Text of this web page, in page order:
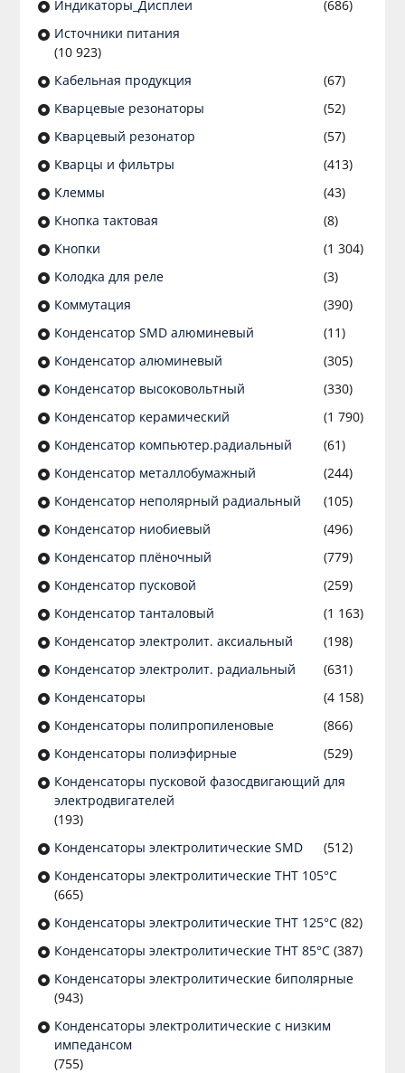
Индикаторы_Дисплеи
(686)
Источники питания
(10 923)
Кабельная продукция
(67)
Кварцевые резонаторы
(52)
Кварцевый резонатор
(57)
Кварцы и фильтры
(413)
Клеммы
(43)
Кнопка тактовая
(8)
Кнопки
(1 304)
Колодка для реле
(3)
Коммутация
(390)
Конденсатор SMD алюминевый
(11)
Конденсатор алюминевый
(305)
Конденсатор высоковольтный
(330)
Конденсатор керамический
(1 790)
Конденсатор компьютер.радиальный
(61)
Конденсатор металлобумажный
(244)
Конденсатор неполярный радиальный
(105)
Конденсатор ниобиевый
(496)
Конденсатор плёночный
(779)
Конденсатор пусковой
(259)
Конденсатор танталовый
(1 163)
Конденсатор электролит. аксиальный
(198)
Конденсатор электролит. радиальный
(631)
Конденсаторы
(4 158)
Конденсаторы полипропиленовые
(866)
Конденсаторы полиэфирные
(529)
Конденсаторы пусковой фазосдвигающий для
электродвигателей
(193)
Конденсаторы электролитические SMD
(512)
Конденсаторы электролитические THT 105°C
(665)
Конденсаторы электролитические THT 125°C(82)
Конденсаторы электролитические THT 85°C(387)
Конденсаторы электролитические биполярные
(943)
Конденсаторы электролитические с низким
импедансом
(755)